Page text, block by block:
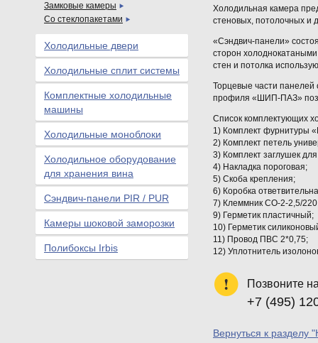
Холодильная камера
стеновых, потолочных и
«Сэндвич-панели»
сторон
стен и потолка
Торцевые части
профиля «ШИП-ПАЗ»
Список комплектующих
1) Комплект фурнитуры
2) Комплект петель
3) Комплект заглушек
4) Накладка пороговая;
5) Скоба крепления;
6) Коробка
7) Клеммник СО-2-2,5/
9) Герметик пластичный;
10) Герметик
11) Провод ПВС 2*0,75;
12) Уплотнитель
Позвоните
+7 (495)
Вернуться к
Замковые камеры
Со стеклопакетами
Холодильные двери
Холодильные сплит системы
Комплектные холодильные
машины
Холодильные моноблоки
Холодильное оборудование
для хранения вина
Сэндвич-панели PIR / PUR
Камеры шоковой заморозки
Полибоксы Irbis